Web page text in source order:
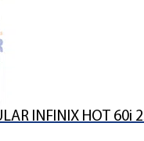
INFINIX HOT 60i